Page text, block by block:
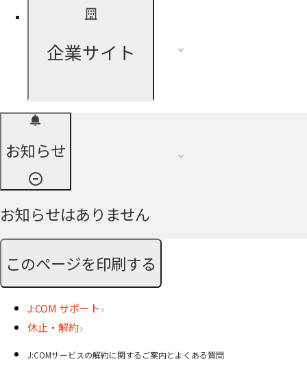
企業サイト
お知らせ
お知らせはありません
このページを印刷する
J:COM サポート
休止・解約
J:COMサービスの解約に関するご案内とよくある質問